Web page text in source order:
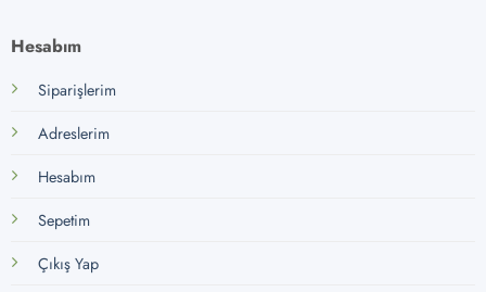
Hesabım
Siparişlerim
Adreslerim
Hesabım
Sepetim
Çıkış Yap